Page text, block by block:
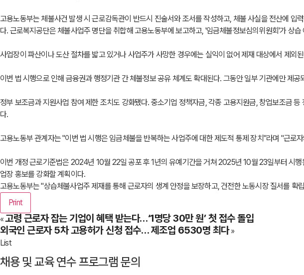
고용노동부는 체불사건 발생 시 근로감독관이 반드시 진술서와 조서를 작성하고, 체불 사실을 전산에
다. 근로복지공단은 체불사업주 명단을 취합해 고용노동부에 보고하고, '임금체불정보심의위원회'가 상습
사업장이 파산이나 도산 절차를 밟고 있거나 사업주가 사망한 경우에는 실익이 없어 제재 대상에서 제
이번 법 시행으로 인해 금융권과 행정기관 간 체불정보 공유 체계도 확대된다. 그동안 일부 기관에만 제
정부 보조금과 지원사업 참여 제한 조치도 강화됐다. 중소기업 정책자금, 각종 고용지원금, 창업보조금
다.
고용노동부 관계자는 "이번 법 시행은 임금체불을 반복하는 사업주에 대한 제도적 통제 장치"라며 "근
이번 개정 근로기준법은 2024년 10월 22일 공포 후 1년의 유예기간을 거쳐 2025년 10월 23일부터 시
업장 홍보를 강화할 계획이다.
고용노동부는 "상습체불사업주 제재를 통해 근로자의 생계 안정을 보장하고, 건전한 노동시장 질서를 확
Print
«고령 근로자 잡는 기업이 혜택 받는다…‘1명당 30만 원’ 첫 접수 돌입
외국인 근로자 5차 고용허가 신청 접수… 제조업 6530명 최다 »
List
채용 및 교육 연수 프로그램 문의